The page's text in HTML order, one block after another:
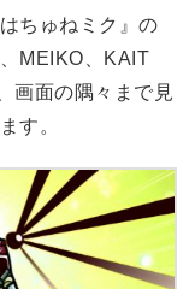
ちゅねミク』の
MEIKO、KAIT
画面の隅々まで見
す。